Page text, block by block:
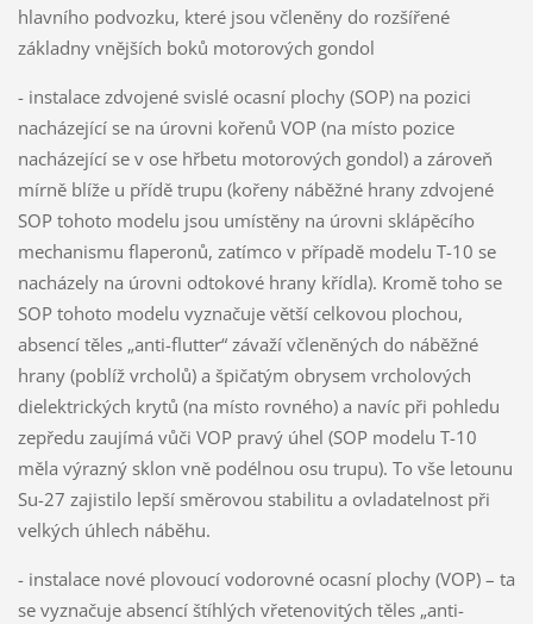
hlavního podvozku, které jsou včleněny do rozšířené
základny vnějších boků motorových gondol
- instalace zdvojené svislé ocasní plochy (SOP) na pozici
nacházející se na úrovni kořenů VOP (na místo pozice
nacházející se v ose hřbetu motorových gondol) a zároveň
mírně blíže u přídě trupu (kořeny náběžné hrany zdvojené
SOP tohoto modelu jsou umístěny na úrovni sklápěcího
mechanismu flaperonů, zatímco v případě modelu T-10 se
nacházely na úrovni odtokové hrany křídla). Kromě toho se
SOP tohoto modelu vyznačuje větší celkovou plochou,
absencí těles „anti-flutter“ závaží včleněných do náběžné
hrany (poblíž vrcholů) a špičatým obrysem vrcholových
dielektrických krytů (na místo rovného) a navíc při pohledu
zepředu zaujímá vůči VOP pravý úhel (SOP modelu T-10
měla výrazný sklon vně podélnou osu trupu). To vše letounu
Su-27 zajistilo lepší směrovou stabilitu a ovladatelnost při
velkých úhlech náběhu.
- instalace nové plovoucí vodorovné ocasní plochy (VOP) – ta
se vyznačuje absencí štíhlých vřetenovitých těles „anti-